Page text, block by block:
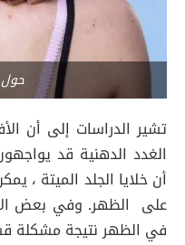
حول
تشير الدراسات إلى أن
الغدد الدهنية قد
أن خلايا الجلد الميتة ،
على الظهر. وفي بعض
في الظهر نتيجة مشكلة